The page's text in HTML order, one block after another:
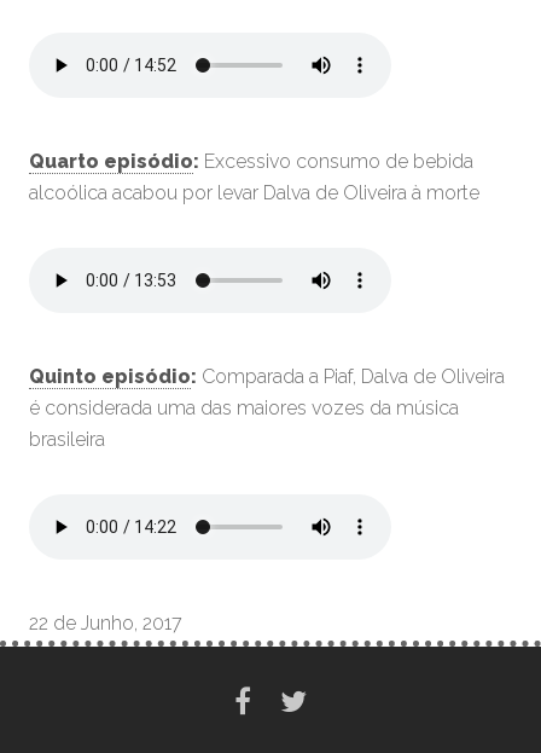
Quarto episódio: Excessivo consumo de bebida
alcoólica acabou por levar Dalva de Oliveira à morte
Quinto episódio: Comparada a Piaf, Dalva de Oliveira
é considerada uma das maiores vozes da música
brasileira
22 de Junho, 2017